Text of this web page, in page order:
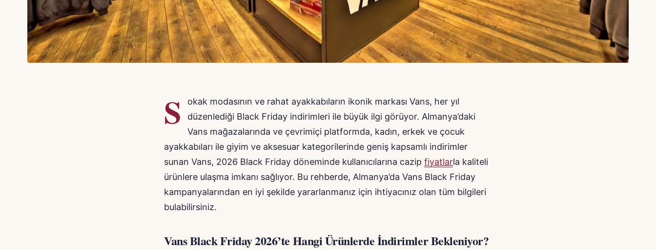
S
okak modasının ve rahat ayakkabıların ikonik markası Vans, her yıl
düzenlediği Black Friday indirimleri ile büyük ilgi görüyor. Almanya’daki
Vans mağazalarında ve çevrimiçi platformda, kadın, erkek ve çocuk
ayakkabıları ile giyim ve aksesuar kategorilerinde geniş kapsamlı indirimler
sunan Vans, 2026 Black Friday döneminde kullanıcılarına cazip fiyatlarla kaliteli
ürünlere ulaşma imkanı sağlıyor. Bu rehberde, Almanya’da Vans Black Friday
kampanyalarından en iyi şekilde yararlanmanız için ihtiyacınız olan tüm bilgileri
bulabilirsiniz.
Vans Black Friday 2026’te Hangi Ürünlerde İndirimler Bekleniyor?